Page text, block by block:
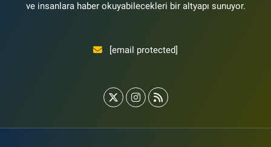
ve insanlara haber okuyabilecekleri bir altyapı sunuyor.
[email protected]